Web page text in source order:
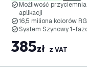
Możliwość
System Szynowy 1-
Możliwość
aplikacji
16,5 miliona kolorów
System Szynowy 1-
385zł z VAT